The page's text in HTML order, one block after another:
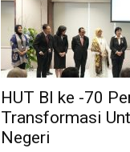
HUT BI ke -70
Transformasi
Negeri